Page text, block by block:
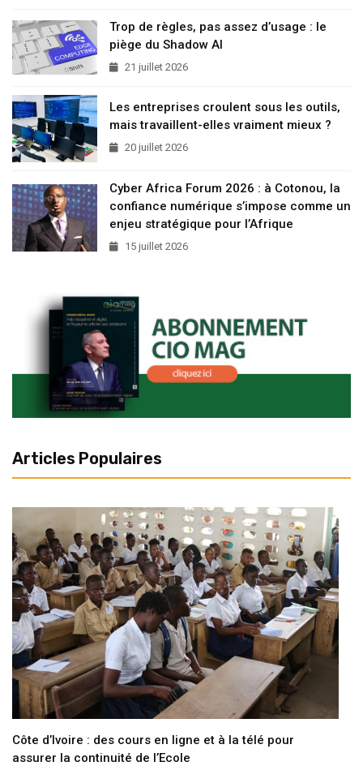
Trop de règles, pas assez d’usage : le
piège du Shadow AI
21 juillet 2026
Les entreprises croulent sous les outils,
mais travaillent-elles vraiment mieux ?
20 juillet 2026
Cyber Africa Forum 2026 : à Cotonou, la
confiance numérique s’impose comme un
enjeu stratégique pour l’Afrique
15 juillet 2026
Articles Populaires
Côte d’Ivoire : des cours en ligne et à la télé pour
assurer la continuité de l’Ecole